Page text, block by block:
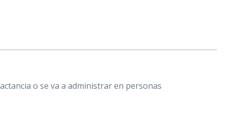
o se va a administrar en personas